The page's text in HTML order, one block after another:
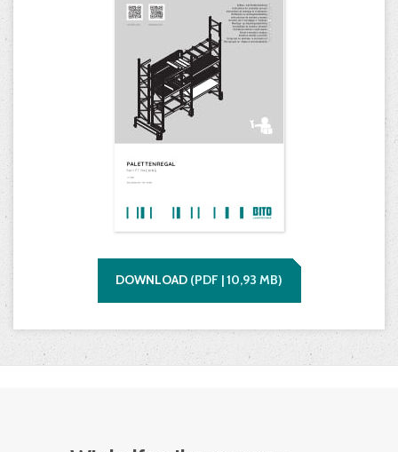
DOWNLOAD (PDF |10,93 MB)